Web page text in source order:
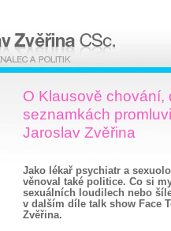
O Klausově chování,
seznamkách
Jaroslav Zvěřina
Jako lékař psychiatr a
věnoval také politice. Co si
sexuálních loudilech nebo
v dalším díle talk show Face
Zvěřina.